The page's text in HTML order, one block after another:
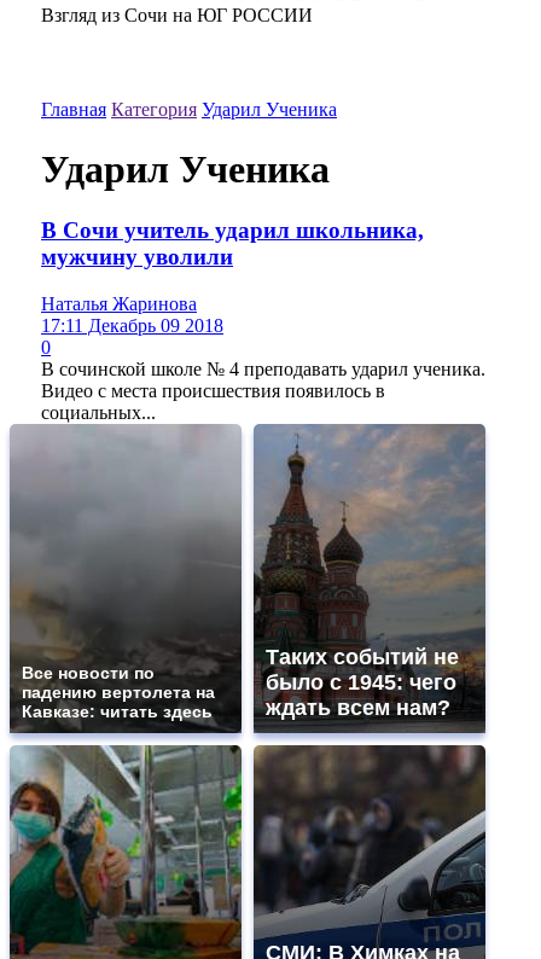
Взгляд из Сочи на ЮГ РОССИИ
Главная Категория Ударил Ученика
Ударил Ученика
В Сочи учитель ударил школьника,
мужчину уволили
Наталья Жаринова
17:11 Декабрь 09 2018
0
В сочинской школе № 4 преподавать ударил ученика.
Видео с места происшествия появилось в
социальных...
Все новости по
падению вертолета на
Кавказе: читать здесь
Таких событий не
было с 1945: чего
ждать всем нам?
СМИ: В Химках на